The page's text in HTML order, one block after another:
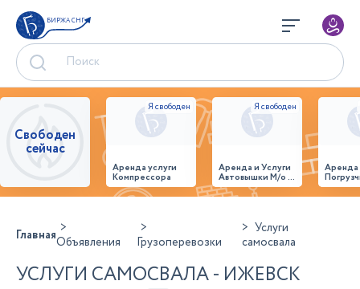
БИРЖА СНГ
Свободен
сейчас
Аренда услуги
Компрессора
Аренда и Услуги
Автовышки М/о г.
Домодедово
26,28,32 место
ГлавнаяОбъявления Грузоперевозки
Услуги
самосвала
УСЛУГИ САМОСВАЛА - ИЖЕВСК